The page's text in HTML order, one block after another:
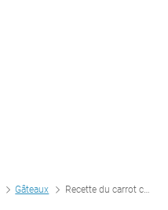
Gâteaux Recette du carrot cake ou gâteau aux carottes